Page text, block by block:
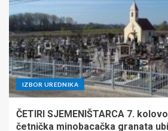
IZBOR UREDNIKA
ČETIRI SJEMENIŠTARCA 7.
četnička minobacačka granata